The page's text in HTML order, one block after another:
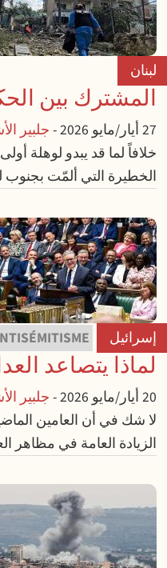
لبنان
المشترك بين
27 أيار/مايو 2026 -جلبير
خلافاً لما قد يبدو لوهلة
الخطيرة التي ألمّت بجنوب
إسرائيل
لماذا يتصاعد
20 أيار/مايو 2026 -جلبير
لا شك في أن العامين
الزيادة العامة في مظاهر